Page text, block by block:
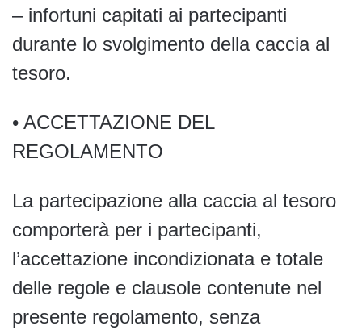
– infortuni capitati ai partecipanti
durante lo svolgimento della caccia al
tesoro.
• ACCETTAZIONE DEL
REGOLAMENTO
La partecipazione alla caccia al tesoro
comporterà per i partecipanti,
l’accettazione incondizionata e totale
delle regole e clausole contenute nel
presente regolamento, senza